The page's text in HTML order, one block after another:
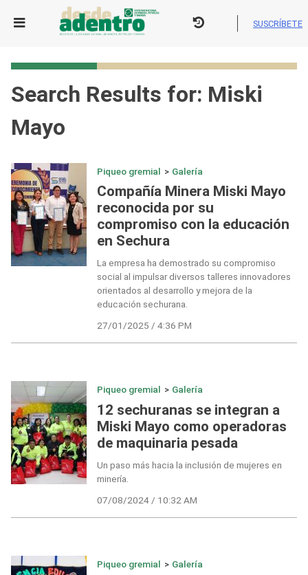
SUSCRÍBETE
Search Results for: Miski
Mayo
Piqueo gremial > Galería
Compañía Minera Miski Mayo
reconocida por su
compromiso con la educación
en Sechura
La empresa ha demostrado su compromiso
social al impulsar diversos talleres innovadores
orientados al desarrollo y mejora de la
educación sechurana.
27/01/2025 / 4:36 PM
Piqueo gremial > Galería
12 sechuranas se integran a
Miski Mayo como operadoras
de maquinaria pesada
Un paso más hacia la inclusión de mujeres en
minería.
07/08/2024 / 10:32 AM
Piqueo gremial > Galería